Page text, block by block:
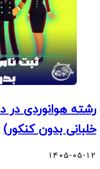
خلبانی بدون کنکور)
1405-05-12